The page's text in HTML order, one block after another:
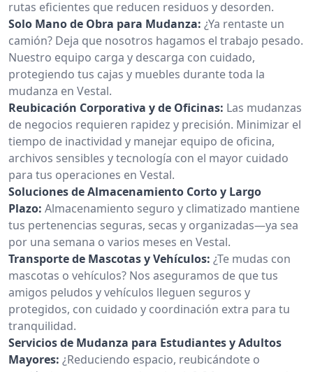
rutas eficientes que reducen residuos y desorden.
Solo Mano de Obra para Mudanza: ¿Ya rentaste un
camión? Deja que nosotros hagamos el trabajo pesado.
Nuestro equipo carga y descarga con cuidado,
protegiendo tus cajas y muebles durante toda la
mudanza en Vestal.
Reubicación Corporativa y de Oficinas: Las mudanzas
de negocios requieren rapidez y precisión. Minimizar el
tiempo de inactividad y manejar equipo de oficina,
archivos sensibles y tecnología con el mayor cuidado
para tus operaciones en Vestal.
Soluciones de Almacenamiento Corto y Largo
Plazo: Almacenamiento seguro y climatizado mantiene
tus pertenencias seguras, secas y organizadas—ya sea
por una semana o varios meses en Vestal.
Transporte de Mascotas y Vehículos: ¿Te mudas con
mascotas o vehículos? Nos aseguramos de que tus
amigos peludos y vehículos lleguen seguros y
protegidos, con cuidado y coordinación extra para tu
tranquilidad.
Servicios de Mudanza para Estudiantes y Adultos
Mayores: ¿Reduciendo espacio, reubicándote o